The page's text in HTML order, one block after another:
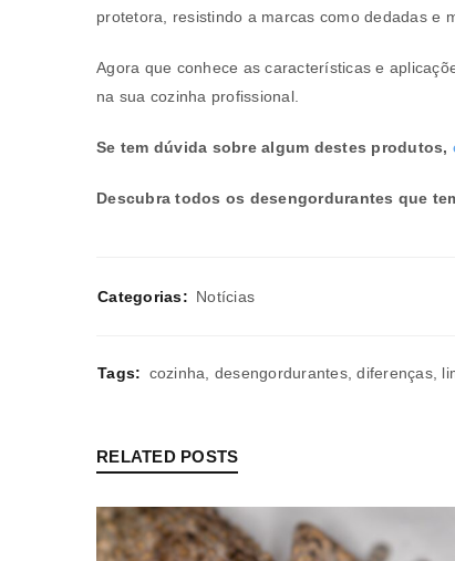
protetora, resistindo a marcas como dedadas e
Agora que conhece as características e
na sua cozinha profissional.
Se tem dúvida sobre algum destes produtos,
Descubra todos os desengordurantes que
Categorias: Notícias
Tags: cozinha desengordurantes,diferenças,
RELATED POSTS